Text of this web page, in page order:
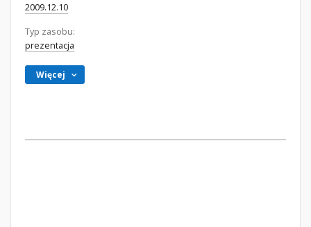
2009.12.10
Typ zasobu:
prezentacja
Więcej